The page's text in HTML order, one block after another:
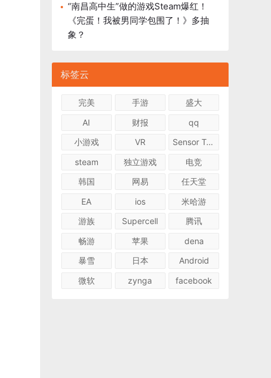
“南昌高中生”做的游戏Steam爆红！
《完蛋！我被男同学包围了！》多抽
象？
标签云
完美 手游
盛大
AI
财报
qq
小游戏
VR
Sensor Tower
steam
独立游戏
电竞
韩国
网易
任天堂
EA
ios
米哈游
游族
Supercell
腾讯
畅游
苹果
dena
暴雪
日本
Android
微软
zynga facebook